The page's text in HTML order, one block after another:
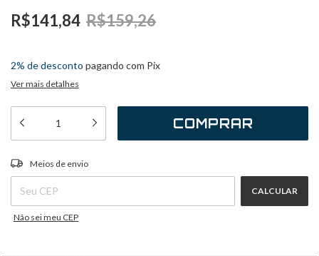
R$141,84 R$159,26
2% de desconto pagando com Pix
Ver mais detalhes
Entregas para o CEP:
Meios de envio
CALCULAR
Não sei meu CEP